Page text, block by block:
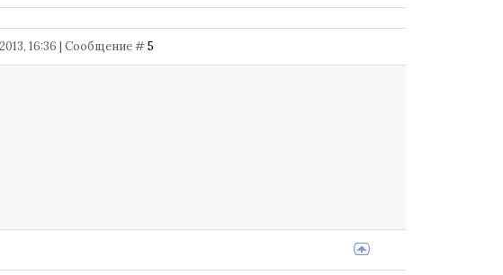
16:36 | Сообщение #5